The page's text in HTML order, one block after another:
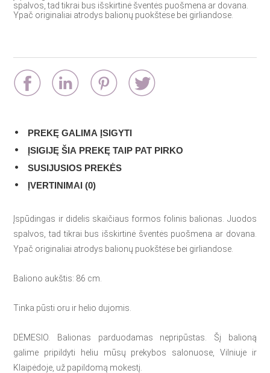
spalvos, tad tikrai bus išskirtinė šventės puošmena ar dovana.
Ypač originaliai atrodys balionų puokštėse bei girliandose.
PREKĘ GALIMA ĮSIGYTI
ĮSIGIJĘ ŠIA PREKĘ TAIP PAT PIRKO
SUSIJUSIOS PREKĖS
ĮVERTINIMAI (0)
Įspūdingas ir didelis skaičiaus formos folinis balionas. Juodos
spalvos, tad tikrai bus išskirtinė šventės puošmena ar dovana.
Ypač originaliai atrodys balionų puokštėse bei girliandose.
Baliono aukštis: 86 cm.
Tinka pūsti oru ir helio dujomis.
DĖMESIO. Balionas parduodamas nepripūstas. Šį balioną
galime pripildyti heliu mūsų prekybos salonuose, Vilniuje ir
Klaipėdoje, už papildomą mokestį.